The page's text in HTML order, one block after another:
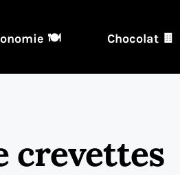
🍽️ Chocolat 🍫
crevettes